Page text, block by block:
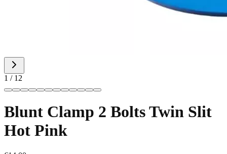
1 / 12
Blunt Clamp 2 Bolts Twin Slit
Hot Pink